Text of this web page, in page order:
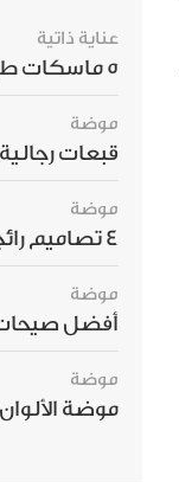
عناية ذاتية
موضة
موضة
موضة
أفضل صيحات
موضة